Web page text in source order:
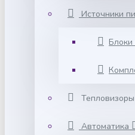
Источники
Блоки
Тепловизоры
Автоматика